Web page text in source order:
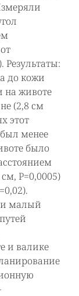
Результаты:
до кожи
на животе
(2,8 см
этот
менее
было
P=0,0005)
малый
и валике